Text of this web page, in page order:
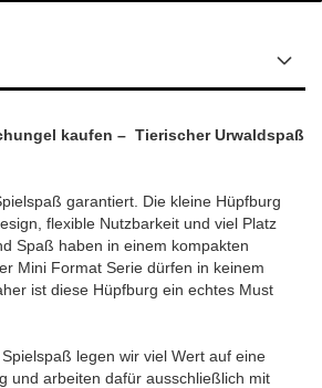
kaufen – Tierischer Urwaldspaß
garantiert. Die kleine Hüpfburg
flexible Nutzbarkeit und viel Platz
Spaß haben in einem kompakten
Mini Format Serie dürfen in keinem
ist diese Hüpfburg ein echtes Must
legen wir viel Wert auf eine
und arbeiten dafür ausschließlich mit